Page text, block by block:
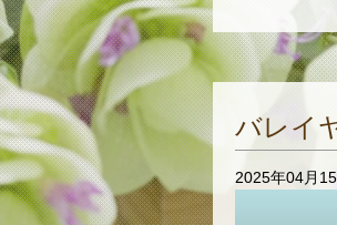
バレイ
2025年04月